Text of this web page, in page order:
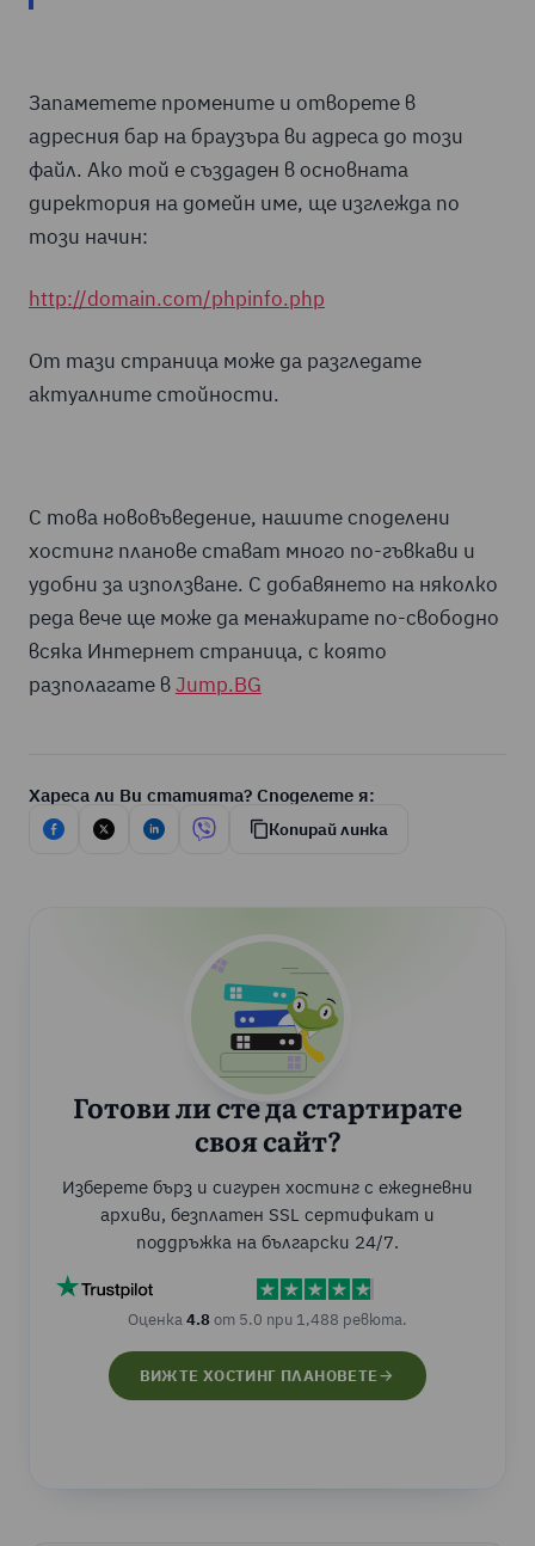
Запаметете промените и отворете в
адресния бар на браузъра ви адреса до този
файл. Ако той е създаден в основната
директория на домейн име, ще изглежда по
този начин:
http://domain.com/phpinfo.php
От тази страница може да разгледате
актуалните стойности.
С това нововъведение, нашите споделени
хостинг планове стават много по-гъвкави и
удобни за използване. С добавянето на няколко
реда вече ще може да менажирате по-свободно
всяка Интернет страница, с която
разполагате вJump.BG
Хареса ли Ви статията? Споделете я:
Копирай линка
Готови ли сте да стартирате
своя сайт?
Изберете бърз и сигурен хостинг с ежедневни
архиви, безплатен SSL сертификат и
поддръжка на български 24/7.
Оценка4.8от 5.0 при 1,488 ревюта.
ВИЖТЕ ХОСТИНГ ПЛАНОВЕТЕ